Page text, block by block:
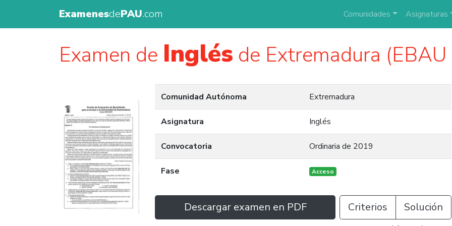
ExamenesdePAU.com Comunidades Asignaturas
Examen de Inglés de Extremadura
Comunidad Autónoma Extremadura
Asignatura Inglés
Convocatoria Ordinaria de 2019
Fase Acceso
Descargar examen en PDF Criterios Solución